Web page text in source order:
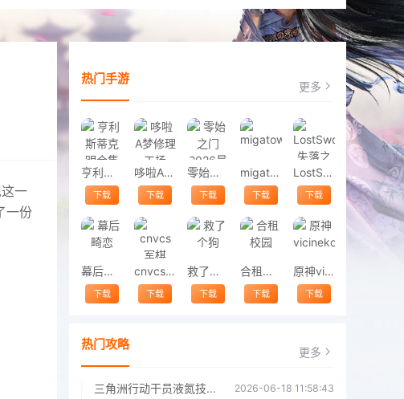
一
一份
热门手游 更多
亨利斯蒂克明合集
下载
哆啦A梦修理工场
下载
零始之门2026最新版
下载
migatowemyworld1.68
下载
LostSword失落之剑
下载
幕后畸恋
下载
cnvcs军棋
下载
救了个狗
下载
合租校园
下载
原神vicineko
下载
热门攻略 更多
三角洲行动干员液氮技能效果详解 三角洲行动干员液氮技能介绍 2026-06-18 11:58:43